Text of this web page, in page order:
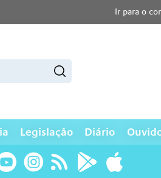
Ir para o
Legislação Diário